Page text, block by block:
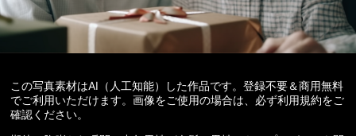
この写真素材はAI（人工知能）した作品です。登録不要＆商用無料
でご利用いただけます。画像をご使用の場合は、必ず利用規約をご
確認ください。